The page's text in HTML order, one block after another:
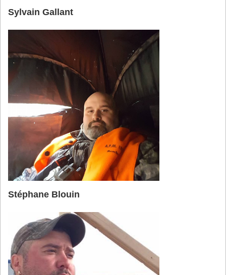
Sylvain Gallant
Stéphane Blouin